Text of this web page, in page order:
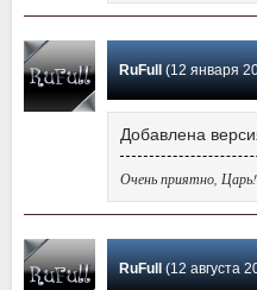
RuFull (12 января 2021
Добавлена
Очень приятно, Царь!
RuFull (12 августа 2020